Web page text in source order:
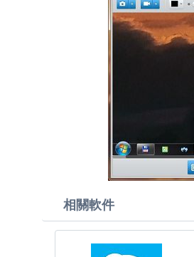
相關軟件